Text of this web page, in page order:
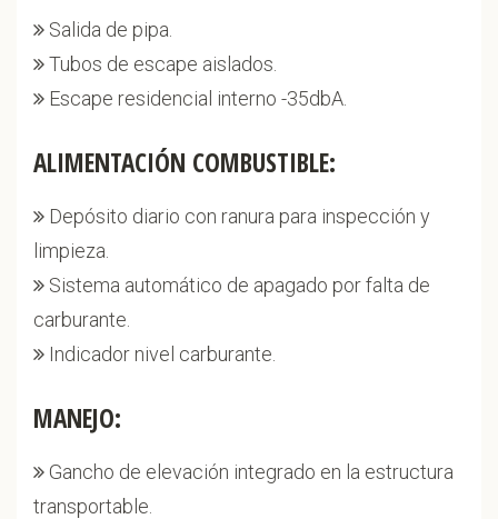
Salida de pipa.
Tubos de escape aislados.
Escape residencial interno -35dbA.
ALIMENTACIÓN COMBUSTIBLE:
Depósito diario con ranura para inspección y
limpieza.
Sistema automático de apagado por falta de
carburante.
Indicador nivel carburante.
MANEJO:
Gancho de elevación integrado en la estructura
transportable.